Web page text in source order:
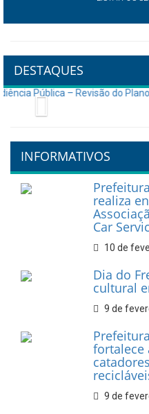
DESTAQUES
Previous
INFORMATIVOS
realiza
Car
10 de
Dia do
cultural
9 de
fortalece
9 de